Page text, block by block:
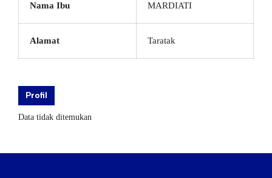
Nama Ibu MARDIATI
Alamat Taratak
Profil
Data tidak ditemukan